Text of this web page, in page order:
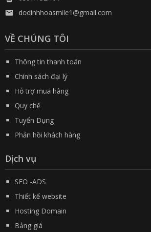
 dodinhhoasmile1@gmail.com
VỀ CHÚNG TÔI
Thông tin thanh toán
Chính sách đại lý
Hỗ trợ mua hàng
Quy chế
Tuyển Dụng
Phản hồi khách hàng
Dịch vụ
SEO -ADS
Thiết kế website
Hosting Domain
Bảng giá